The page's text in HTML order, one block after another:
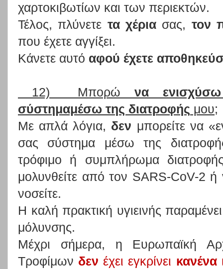
χαρτοκιβωτίων και των περιεκτών.
Τέλος, πλύνετε τα χέρια σας, τον
που έχετε αγγίξει.
Κάνετε αυτό αφού έχετε
12) Μπορώ να
σύστημαμέσω της διατροφής μου;
Με απλά λόγια, δεν μπορείτε να
σας σύστημα μέσω της
τρόφιμο ή συμπλήρωμα
μολυνθείτε από τον SARS-CoV-2 ή
νοσείτε.
Η καλή πρακτική υγιεινής
μόλυνσης.
Μέχρι σήμερα, η Ευρωπαϊκή
Τροφίμων δεν έχει εγκρίνει κανένα